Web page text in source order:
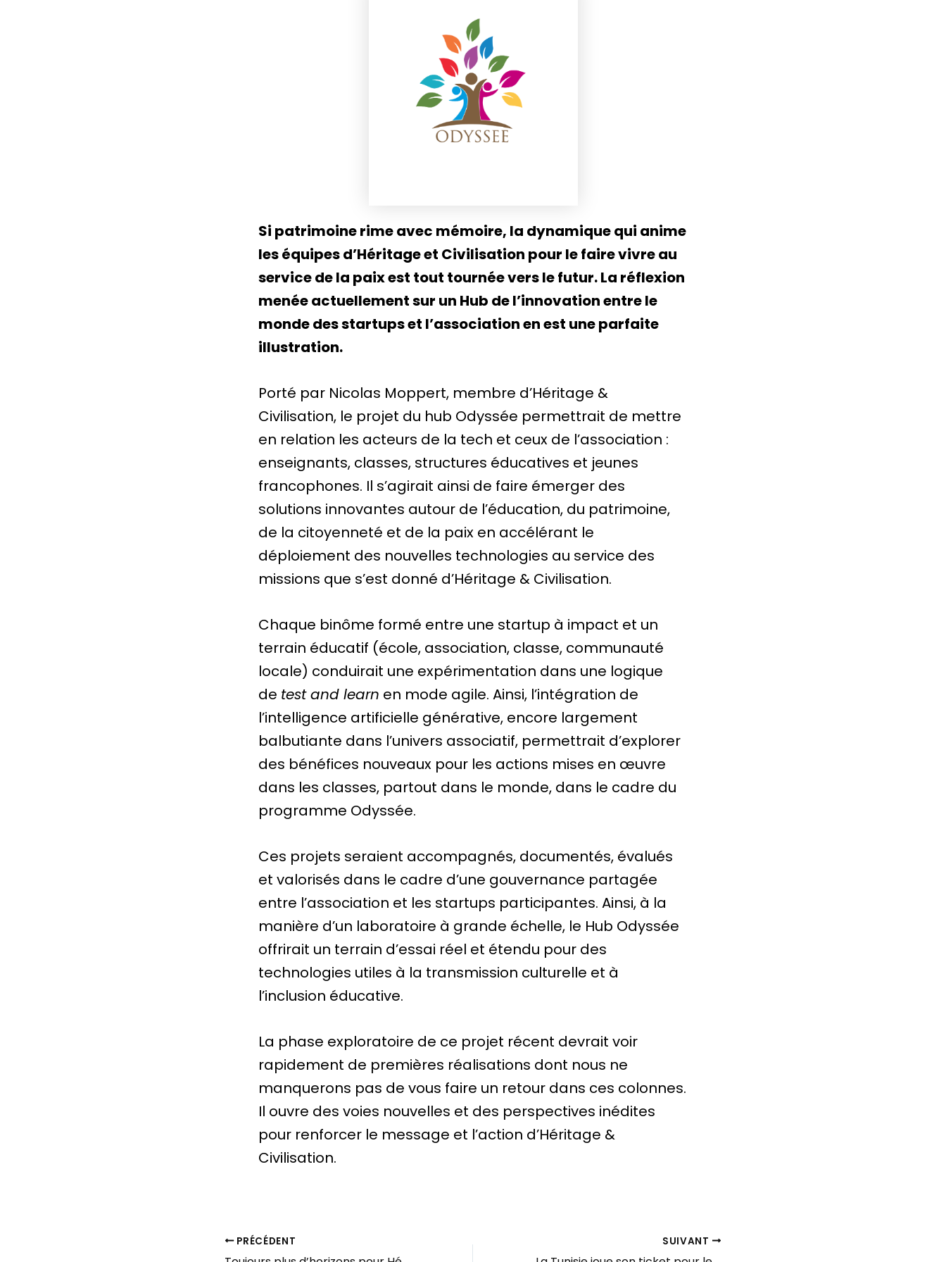
Si patrimoine rime avec mémoire, la dynamique qui anime
les équipes d’Héritage et Civilisation pour le faire vivre au
service de la paix est tout tournée vers le futur. La réflexion
menée actuellement sur un Hub de l’innovation entre le
monde des startups et l’association en est une parfaite
illustration.
Porté par Nicolas Moppert, membre d’Héritage &
Civilisation, le projet du hub Odyssée permettrait de mettre
en relation les acteurs de la tech et ceux de l’association :
enseignants, classes, structures éducatives et jeunes
francophones. Il s’agirait ainsi de faire émerger des
solutions innovantes autour de l’éducation, du patrimoine,
de la citoyenneté et de la paix en accélérant le
déploiement des nouvelles technologies au service des
missions que s’est donné d’Héritage & Civilisation.
Chaque binôme formé entre une startup à impact et un
terrain éducatif (école, association, classe, communauté
locale) conduirait une expérimentation dans une logique
de test and learn en mode agile. Ainsi, l’intégration de
l’intelligence artificielle générative, encore largement
balbutiante dans l’univers associatif, permettrait d’explorer
des bénéfices nouveaux pour les actions mises en œuvre
dans les classes, partout dans le monde, dans le cadre du
programme Odyssée.
Ces projets seraient accompagnés, documentés, évalués
et valorisés dans le cadre d’une gouvernance partagée
entre l’association et les startups participantes. Ainsi, à la
manière d’un laboratoire à grande échelle, le Hub Odyssée
offrirait un terrain d’essai réel et étendu pour des
technologies utiles à la transmission culturelle et à
l’inclusion éducative.
La phase exploratoire de ce projet récent devrait voir
rapidement de premières réalisations dont nous ne
manquerons pas de vous faire un retour dans ces colonnes.
Il ouvre des voies nouvelles et des perspectives inédites
pour renforcer le message et l’action d’Héritage &
Civilisation.
PRÉCÉDENT SUIVANT